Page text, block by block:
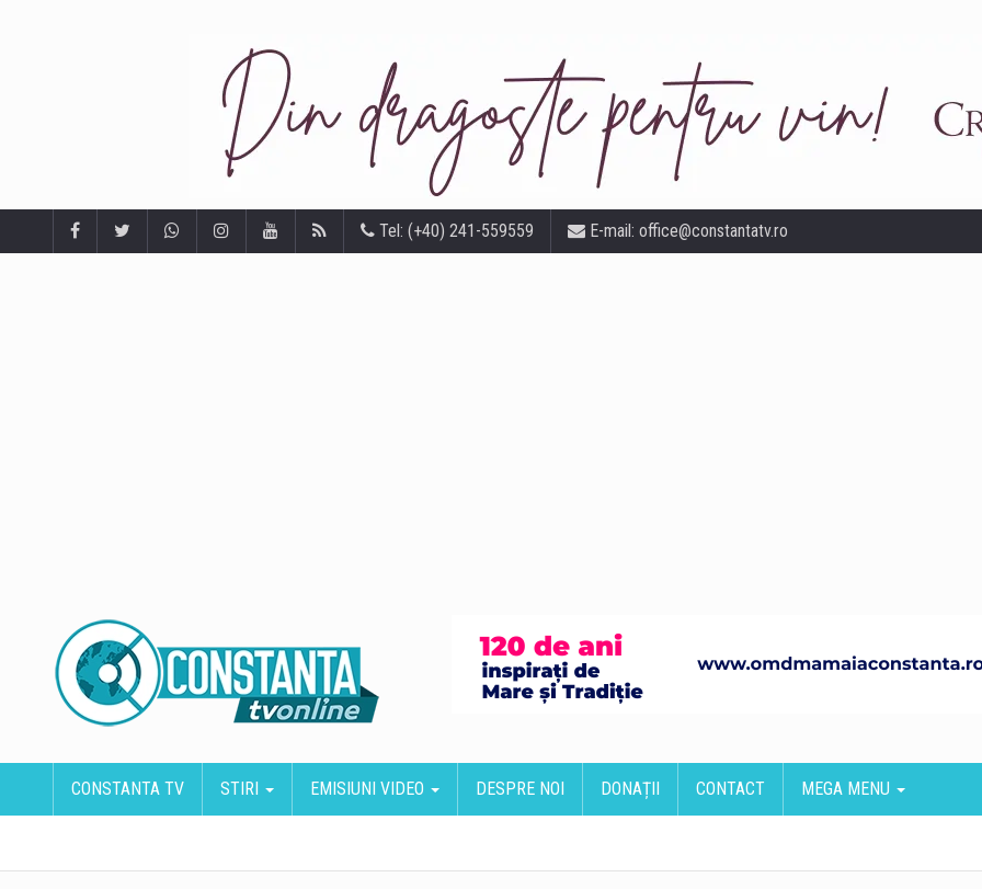
Tel: (+40) 241-559559 E-mail: office@constantatv.ro
CONSTANTA TV STIRI EMISIUNI VIDEO DESPRE NOI DONAȚII CONTACT MEGA MENU